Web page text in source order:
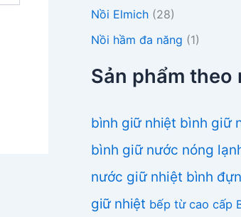
Nồi Elmich (28)
Nồi hầm đa năng (1)
Sản phẩm theo
bình giữ nhiệt bình giữ
bình giữ nước nóng
nước giữ nhiệt bình
giữ nhiệt bếp từ cao cấp